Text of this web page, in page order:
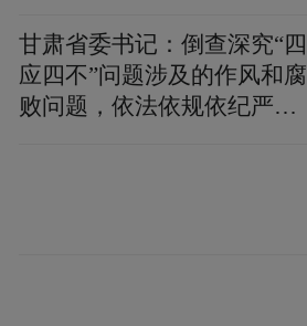
甘肃省委书记：倒查深究“四
应四不”问题涉及的作风和腐
败问题，依法依规依纪严肃